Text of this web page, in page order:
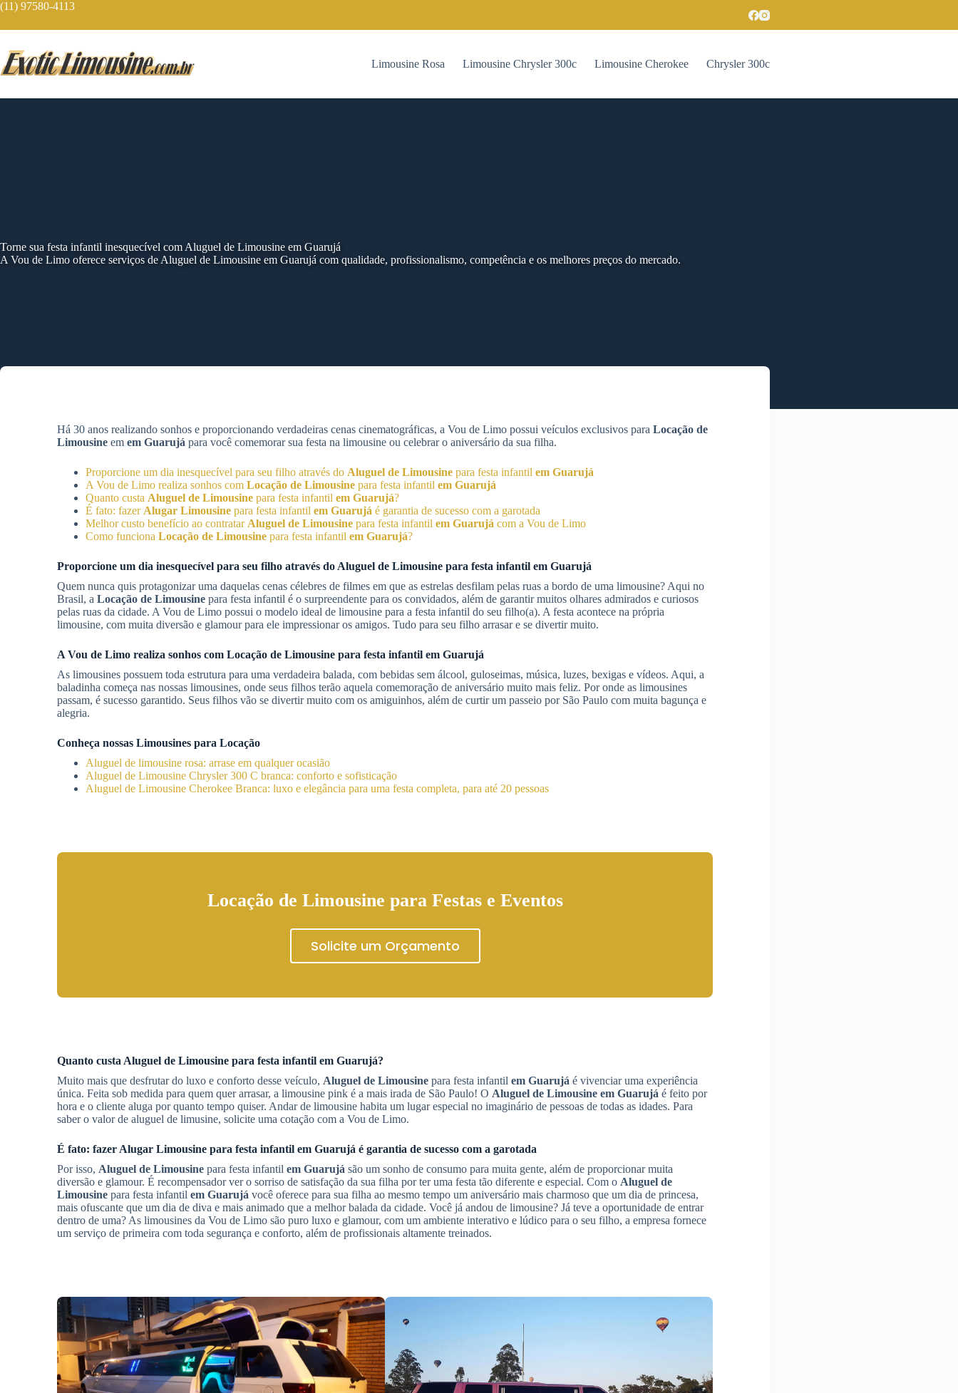
Skip
content
(11) 97580-4113
Limousine Rosa Limousine Chrysler 300c Limousine Cherokee Chrysler 300c
Torne sua festa infantil inesquecível com Aluguel de Limousine em Guarujá
A Vou de Limo oferece serviços de Aluguel de Limousine em Guarujá com qualidade, profissionalismo, competência e os melhores preços do mercado.
Há 30 anos realizando sonhos e proporcionando verdadeiras cenas cinematográficas, a Vou de Limo possui veículos exclusivos para Locação de
Limousine em em Guarujá para você comemorar sua festa na limousine ou celebrar o aniversário da sua filha.
Proporcione um dia inesquecível para seu filho através do Aluguel de Limousine para festa infantil em Guarujá
A Vou de Limo realiza sonhos com Locação de Limousine para festa infantil em Guarujá
Quanto custa Aluguel de Limousine para festa infantil em Guarujá?
É fato: fazer Alugar Limousine para festa infantil em Guarujá é garantia de sucesso com a garotada
Melhor custo benefício ao contratar Aluguel de Limousine para festa infantil em Guarujá com a Vou de Limo
Como funciona Locação de Limousine para festa infantil em Guarujá?
Proporcione um dia inesquecível para seu filho através do Aluguel de Limousine para festa infantil em Guarujá
Quem nunca quis protagonizar uma daquelas cenas célebres de filmes em que as estrelas desfilam pelas ruas a bordo de uma limousine? Aqui no
Brasil, a Locação de Limousine para festa infantil é o surpreendente para os convidados, além de garantir muitos olhares admirados e curiosos
pelas ruas da cidade. A Vou de Limo possui o modelo ideal de limousine para a festa infantil do seu filho(a). A festa acontece na própria
limousine, com muita diversão e glamour para ele impressionar os amigos. Tudo para seu filho arrasar e se divertir muito.
A Vou de Limo realiza sonhos com Locação de Limousine para festa infantil em Guarujá
As limousines possuem toda estrutura para uma verdadeira balada, com bebidas sem álcool, guloseimas, música, luzes, bexigas e vídeos. Aqui, a
baladinha começa nas nossas limousines, onde seus filhos terão aquela comemoração de aniversário muito mais feliz. Por onde as limousines
passam, é sucesso garantido. Seus filhos vão se divertir muito com os amiguinhos, além de curtir um passeio por São Paulo com muita bagunça e
alegria.
Conheça nossas Limousines para Locação
Aluguel de limousine rosa: arrase em qualquer ocasião
Aluguel de Limousine Chrysler 300 C branca: conforto e sofisticação
Aluguel de Limousine Cherokee Branca: luxo e elegância para uma festa completa, para até 20 pessoas
Locação de Limousine para Festas e Eventos
Solicite um Orçamento
Quanto custa Aluguel de Limousine para festa infantil em Guarujá?
Muito mais que desfrutar do luxo e conforto desse veículo, Aluguel de Limousine para festa infantil em Guarujá é vivenciar uma experiência
única. Feita sob medida para quem quer arrasar, a limousine pink é a mais irada de São Paulo! O Aluguel de Limousine em Guarujá é feito por
hora e o cliente aluga por quanto tempo quiser. Andar de limousine habita um lugar especial no imaginário de pessoas de todas as idades. Para
saber o valor de aluguel de limusine, solicite uma cotação com a Vou de Limo.
É fato: fazer Alugar Limousine para festa infantil em Guarujá é garantia de sucesso com a garotada
Por isso, Aluguel de Limousine para festa infantil em Guarujá são um sonho de consumo para muita gente, além de proporcionar muita
diversão e glamour. É recompensador ver o sorriso de satisfação da sua filha por ter uma festa tão diferente e especial. Com o Aluguel de
Limousine para festa infantil em Guarujá você oferece para sua filha ao mesmo tempo um aniversário mais charmoso que um dia de princesa,
mais ofuscante que um dia de diva e mais animado que a melhor balada da cidade. Você já andou de limousine? Já teve a oportunidade de entrar
dentro de uma? As limousines da Vou de Limo são puro luxo e glamour, com um ambiente interativo e lúdico para o seu filho, a empresa fornece
um serviço de primeira com toda segurança e conforto, além de profissionais altamente treinados.